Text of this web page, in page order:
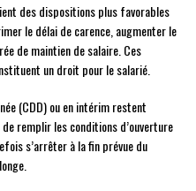
des dispositions plus favorables
le délai de carence, augmenter le
de maintien de salaire. Ces
un droit pour le salarié.
(CDD) ou en intérim restent
remplir les conditions d’ouverture
s’arrêter à la fin prévue du